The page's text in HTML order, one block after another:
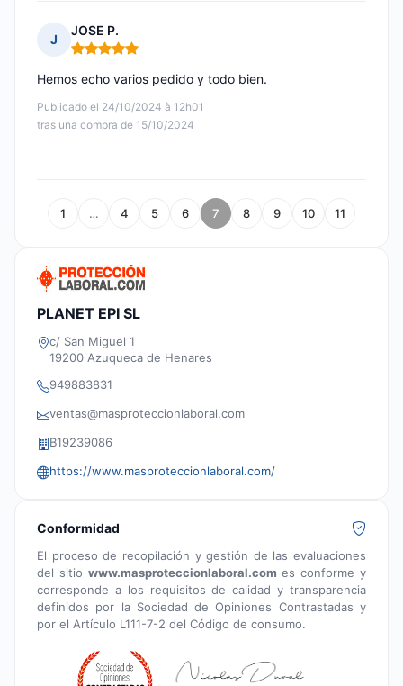
J
JOSE P.
Nota: 5 de 5
Publicado el 24/10/2024 à 12h01
tras una compra de 15/10/2024
Hemos echo varios pedido y todo bien.
1 … 4 5 6 7 8 9 10 11
PLANET EPI SL
c/ San Miguel 1
19200 Azuqueca de Henares
949883831
ventas@masproteccionlaboral.com
B19239086
https://www.masproteccionlaboral.com/
Conformidad
El proceso de recopilación y gestión de las evaluaciones
del sitio www.masproteccionlaboral.com es conforme y
corresponde a los requisitos de calidad y transparencia
definidos por la Sociedad de Opiniones Contrastadas y
por el Artículo L111-7-2 del Código de consumo.